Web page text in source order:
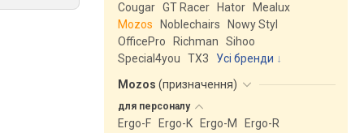
Cougar GT Racer Hator
Mealux
Mozos
Noblechairs
Nowy Styl
OfficePro
Richman
Sihoo
Special4you
ТX3
Усі бренди
Mozos (призначення)
для персоналу
Ergo-F Ergo-K Ergo-M
Ergo-R